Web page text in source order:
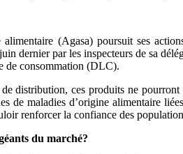
alimentaire (Agasa) poursuit ses
dernier par les inspecteurs de sa
de consommation (DLC).
distribution, ces produits ne
de maladies d’origine alimentaire
renforcer la confiance des
du marché?